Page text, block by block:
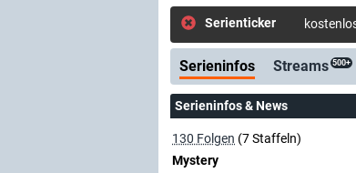
Serienticker
Serieninfos Streams 500+
Serieninfos & News
130 Folgen (7 Staffeln)
Mystery